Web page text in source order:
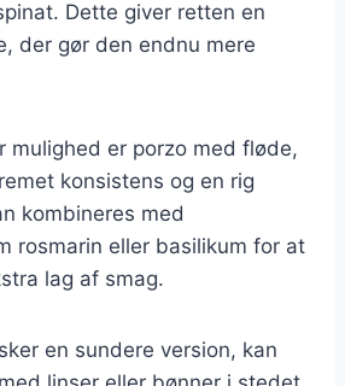
Dette giver retten en
der gør den endnu mere
mulighed er porzo med fløde,
konsistens og en rig
kombineres med
rosmarin eller basilikum for at
lag af smag.
en sundere version, kan